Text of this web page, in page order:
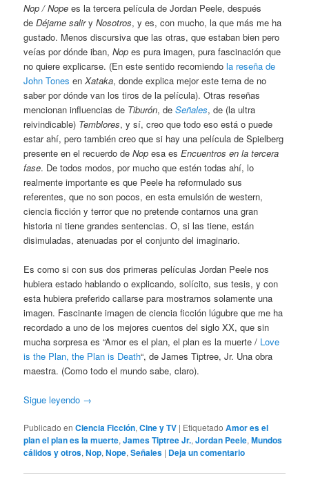
Nop / Nopees la tercera película de Jordan Peele, después
deDéjame saliryNosotros, y es, con mucho, la que más me ha
gustado. Menos discursiva que las otras, que estaban bien pero
veías por dónde iban,Nopes pura imagen, pura fascinación que
no quiere explicarse. (En este sentido recomiendola reseña de
John Tones en Xataka, donde explica mejor este tema de no
saber por dónde van los tiros de la película). Otras reseñas
mencionan influencias de Tiburón, deSeñales, de (la ultra
reivindicable) Temblores, y sí, creo que todo eso está o puede
estar ahí, pero también creo que si hay una película de Spielberg
presente en el recuerdo deNop esa esEncuentros en la tercera
fase. De todos modos, por mucho que estén todas ahí, lo
realmente importante es que Peele ha reformulado sus
referentes, que no son pocos, en esta emulsión de western,
ciencia ficción y terror que no pretende contarnos una gran
historia ni tiene grandes sentencias. O, si las tiene, están
disimuladas, atenuadas por el conjunto del imaginario.
Es como si con sus dos primeras películas Jordan Peele nos
hubiera estado hablando o explicando, solícito, sus tesis, y con
esta hubiera preferido callarse para mostrarnos solamente una
imagen. Fascinante imagen de ciencia ficción lúgubre que me ha
recordado a uno de los mejores cuentos del siglo XX, que sin
mucha sorpresa es “Amor es el plan, el plan es la muerte / Love
is the Plan, the Plan is Death“, de James Tiptree, Jr. Una obra
maestra. (Como todo el mundo sabe, claro).
Sigue leyendo →
Publicado en Ciencia Ficción,Cine y TV | Etiquetado Amor es el
plan el plan es la muerte,James Tiptree Jr.,Jordan Peele,Mundos
cálidos y otros,Nop,Nope,Señales | Deja un comentario